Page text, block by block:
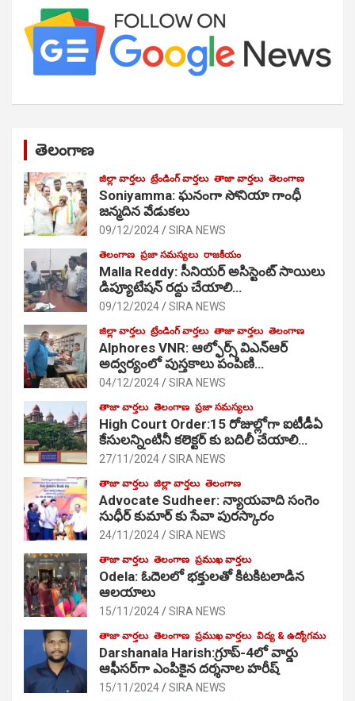
తెలంగాణ
జిల్లా వార్తలు ట్రేండింగ్ వార్తలు తాజా వార్తలు తెలంగాణ
Soniyamma: ఘ‌నంగా సోనియా గాంధీ
జ‌న్మ‌దిన వేడుక‌లు
09/12/2024 SIRA NEWS
తెలంగాణ ప్రజా సమస్యలు రాజకీయం
Malla Reddy: సీనియర్ అసిస్టెంట్ సాయిలు
డిప్యూటేషన్ రద్దు చేయాలి…
09/12/2024 SIRA NEWS
జిల్లా వార్తలు ట్రేండింగ్ వార్తలు తాజా వార్తలు తెలంగాణ
Alphores VNR: ఆల్ఫోర్స్ విఎన్ఆర్
అద్వర్యంలో పుస్తకాలు పంపిణి…
04/12/2024 SIRA NEWS
తాజా వార్తలు తెలంగాణ ప్రజా సమస్యలు
High Court Order:15 రోజుల్లోగా ఐటీడీఏ
కేసులన్నింటినీ కలెక్టర్ కు బదిలీ చేయాలి…
27/11/2024 SIRA NEWS
తాజా వార్తలు జిల్లా వార్తలు తెలంగాణ
Advocate Sudheer: న్యాయవాది సంగెం
సుధీర్ కుమార్ కు సేవా పురస్కారం
24/11/2024 SIRA NEWS
తాజా వార్తలు తెలంగాణ ప్రముఖ వార్తలు
Odela: ఓదెల‌లో భక్తులతో కిటకిటలాడిన
ఆల‌యాలు
15/11/2024 SIRA NEWS
తాజా వార్తలు తెలంగాణ ప్రముఖ వార్తలు విద్య & ఉద్యోగము
Darshanala Harish:గ్రూప్-4లో వార్డు
ఆఫీసర్‌గా ఎంపికైన దర్శనాల హరీష్
15/11/2024 SIRA NEWS